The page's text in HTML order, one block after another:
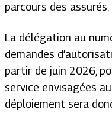
parcours des assurés.
La délégation au
demandes
partir de juin 2026,
service envisagées
déploiement sera